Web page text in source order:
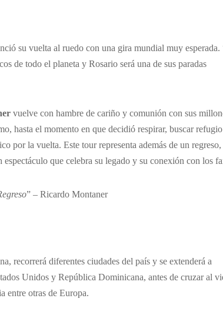
su vuelta al ruedo con una gira mundial muy esperada.
de todo el planeta y Rosario será una de sus paradas
vuelve con hambre de cariño y comunión con sus
hasta el momento en que decidió respirar, buscar refugio
por la vuelta. Este tour representa además de un regreso,
que celebra su legado y su conexión con los
” – Ricardo Montaner
recorrerá diferentes ciudades del país y se extenderá a
Unidos y República Dominicana, antes de cruzar al
entre otras de Europa.